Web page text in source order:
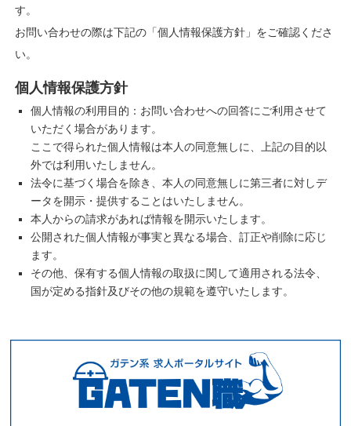
す。
お問い合わせの際は下記の「個人情報保護方針」をご確認くださ
い。
個人情報保護方針
個人情報の利用目的：お問い合わせへの回答にご利用させて
いただく場合があります。
ここで得られた個人情報は本人の同意無しに、上記の目的以
外では利用いたしません。
法令に基づく場合を除き、本人の同意無しに第三者に対しデ
ータを開示・提供することはいたしません。
本人からの請求があれば情報を開示いたします。
公開された個人情報が事実と異なる場合、訂正や削除に応じ
ます。
その他、保有する個人情報の取扱に関して適用される法令、
国が定める指針及びその他の規範を遵守いたします。